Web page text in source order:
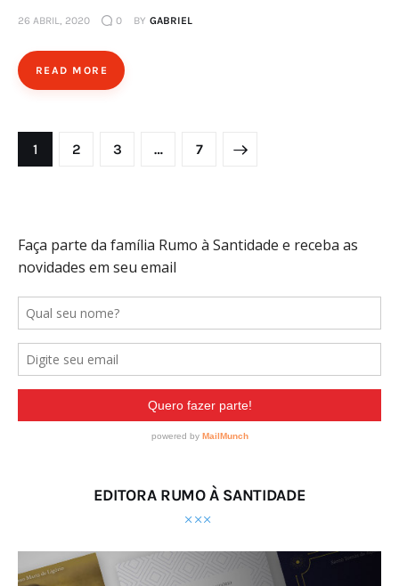
26 ABRIL, 2020 0 BY GABRIEL
READ MORE
Paginação
de
PAGE
1 PAGE
2 PAGE
3 … PAGE
7
>
EDITORA RUMO À SANTIDADE